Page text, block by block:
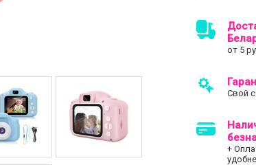
от 5
Свой
+